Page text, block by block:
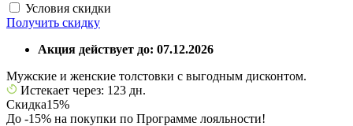
Условия скидки
Получить скидку
Акция действует до: 07.12.2026
Мужские и женские толстовки с выгодным дисконтом.
Истекает через: 123 дн.
Скидка15%
До -15% на покупки по Программе лояльности!